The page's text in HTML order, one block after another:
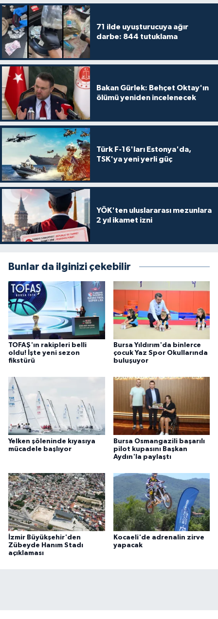
71 ilde uyuşturucuya ağır
darbe: 844 tutuklama
Bakan Gürlek: Behçet Oktay'ın
ölümü yeniden incelenecek
Türk F-16'ları Estonya'da,
TSK'ya yeni yerli güç
YÖK'ten uluslararası mezunlara
2 yıl ikamet izni
Bunlar da ilginizi çekebilir
TOFAŞ'ın rakipleri belli
oldu! İşte yeni sezon
fikstürü
Bursa Yıldırım'da binlerce
çocuk Yaz Spor Okullarında
buluşuyor
Yelken şöleninde kıyasıya
mücadele başlıyor
Bursa Osmangazili başarılı
pilot kupasını Başkan
Aydın'la paylaştı
İzmir Büyükşehir'den
Zübeyde Hanım Stadı
açıklaması
Kocaeli'de adrenalin zirve
yapacak